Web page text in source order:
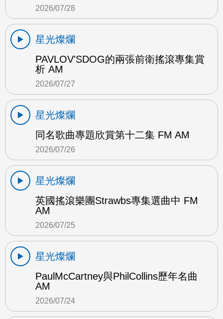
2026/07/28
星光燦爛
PAVLOV'SDOG的兩張前衛搖滾專集賞
析 AM
2026/07/27
星光燦爛
同名歌曲專題欣賞第十二集 FM AM
2026/07/26
星光燦爛
英國搖滾樂團Strawbs專集選曲中 FM
AM
2026/07/25
星光燦爛
PaulMcCartney與PhilCollins歷年名曲
AM
2026/07/24